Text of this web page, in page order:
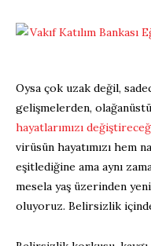
Oysa çok uzak değil,
gelişmelerden,
hayatlarımızı
virüsün hayatımızı hem
eşitlediğine ama aynı
mesela yaş üzerinden
oluyoruz. Belirsizlik